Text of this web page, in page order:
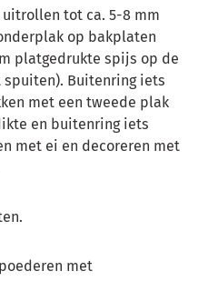
uitrollen tot ca. 5-8 mm
op bakplaten
platgedrukte spijs op de
spuiten). Buitenring iets
met een tweede plak
en buitenring iets
met ei en decoreren met
met